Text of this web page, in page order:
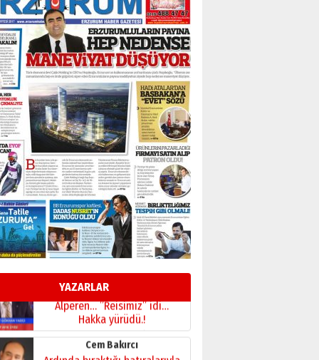
YAZARLAR
elinde?
31 Mart 2026 Salı
A. Berhan Yılmaz
BİR BÖLÜM DEĞİL, BİR ÖMÜR
SEÇİYORSUNUZ… “NEDEN
ATATÜRK ÜNİVERSİTESİ?”
28 Temmuz 2026 Salı
Ahmet Gökhan YAZICI
Ahmed Yesevi’den bir
Alperen… ”Reisimiz” idi…
Hakka yürüdü.!
26 Mart 2026 Perşembe
Cem Bakırcı
Ardında bıraktığı hatıralarıyla
gönül adamı Faruk Terzioğlu!
13 Mayıs 2026 Çarşamba
Esat BİNDESEN
Başkan Sekmen’den Erzurum’a
bir vizyon proje daha!
02 Ağustos 2026 Pazar
Kadir SABUNCUOĞLU
Erzurumspor’un köşe taşları
29 Haziran 2026 Pazartesi